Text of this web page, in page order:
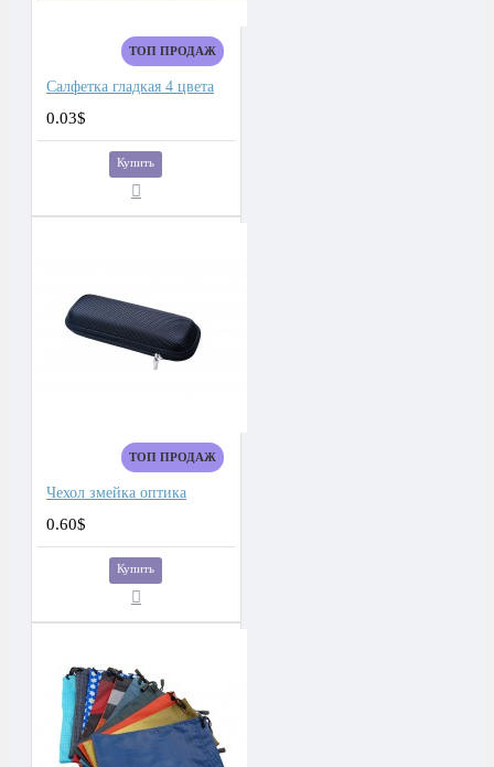
ТОП ПРОДАЖ
Салфетка гладкая 4 цвета
0.03$
Купить
ТОП ПРОДАЖ
Чехол змейка оптика
0.60$
Купить